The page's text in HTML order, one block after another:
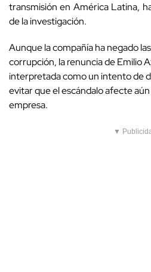
transmisión en América Latina,
de la investigación.
Aunque la compañía ha negado
corrupción, la renuncia de Emilio
interpretada como un intento de
evitar que el escándalo afecte aún
empresa.
▼